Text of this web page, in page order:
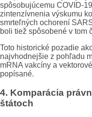
spôsobujúcemu COVID-
zintenzívnenia výskumu
smrteľných ochorení
boli tiež spôsobené v tom
Toto historické pozadie
najvhodnejšie z pohľadu
mRNA vakcíny a
popísané.
4. Komparácia
štátoch